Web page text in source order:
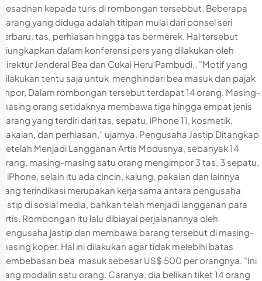
pesadnan kepada turis di rombongan tersebbut. Beberapa
barang yang diduga adalah titipan mulai dari ponsel seri
terbaru, tas, perhiasan hingga tas bermerek. Hal tersebut
diungkapkan dalam konferensi pers yang dilakukan oleh
Direktur Jenderal Bea dan Cukai Heru Pambudi.. “Motif yang
dilakukan tentu saja untuk menghindari bea masuk dan pajak
impor, Dalam rombongan tersebut terdapat 14 orang. Masing-
masing orang setidaknya membawa tiga hingga empat jenis
barang yang terdiri dari tas, sepatu, iPhone 11, kosmetik,
pakaian, dan perhiasan,” ujarnya. Pengusaha Jastip Ditangkap
Setelah Menjadi Langganan Artis Modusnya, sebanyak 14
orang, masing-masing satu orang mengimpor 3 tas, 3 sepatu,
3 iPhone, selain itu ada cincin, kalung, pakaian dan lainnya
yang terindikasi merupakan kerja sama antara pengusaha
jastip di sosial media, bahkan telah menjadi langganan para
artis. Rombongan itu lalu dibiayai perjalanannya oleh
pengusaha jastip dan membawa barang tersebut di masing-
masing koper. Hal ini dilakukan agar tidak melebihi batas
pembebasan bea masuk sebesar US$ 500 per orangnya. “Ini
yang modalin satu orang. Caranya, dia belikan tiket 14 orang